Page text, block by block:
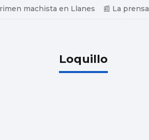
machista en Llanes 📰 La prensa
Loquillo